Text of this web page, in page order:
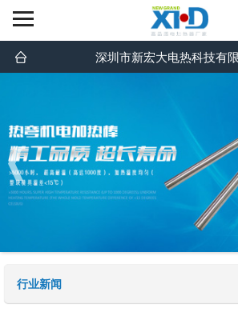
深圳市新宏大电热科技有
行业新闻